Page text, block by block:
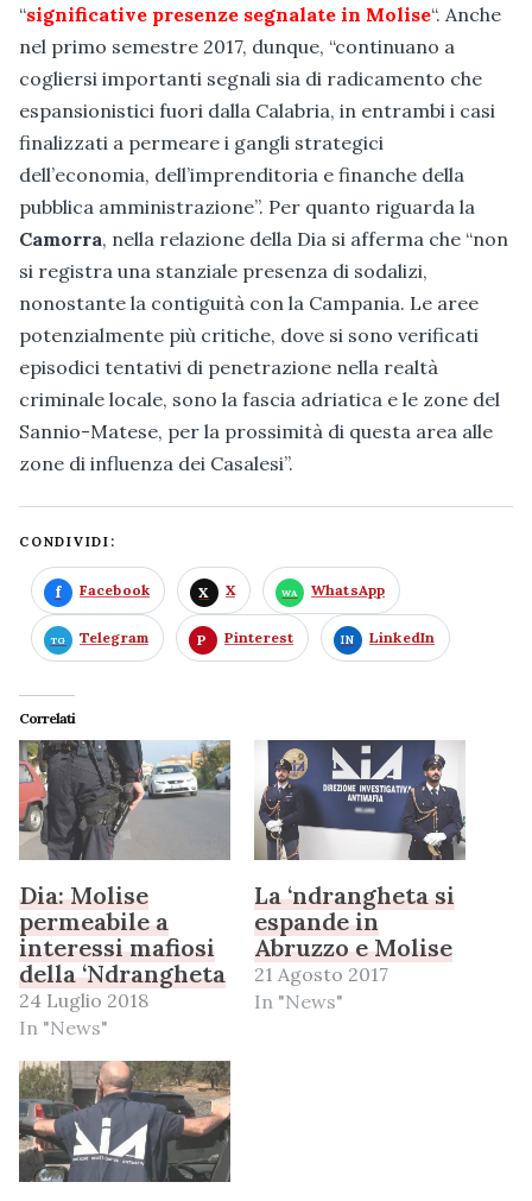
“significative presenze segnalate in Molise“. Anche
nel primo semestre 2017, dunque, “continuano a
cogliersi importanti segnali sia di radicamento che
espansionistici fuori dalla Calabria, in entrambi i casi
finalizzati a permeare i gangli strategici
dell’economia, dell’imprenditoria e finanche della
pubblica amministrazione”. Per quanto riguarda la
Camorra, nella relazione della Dia si afferma che “non
si registra una stanziale presenza di sodalizi,
nonostante la contiguità con la Campania. Le aree
potenzialmente più critiche, dove si sono verificati
episodici tentativi di penetrazione nella realtà
criminale locale, sono la fascia adriatica e le zone del
Sannio-Matese, per la prossimità di questa area alle
zone di influenza dei Casalesi”.
CONDIVIDI:
Facebook X WhatsApp
Telegram Pinterest LinkedIn
Correlati
Dia: Molise
permeabile a
interessi mafiosi
della ‘Ndrangheta
24 Luglio 2018
In "News"
La ‘ndrangheta si
espande in
Abruzzo e Molise
21 Agosto 2017
In "News"